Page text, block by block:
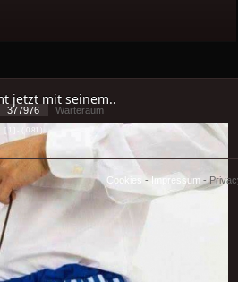
jetzt mit seinem..
377976
Warteraum
[ 1 ] - ( 0.81 )
Cookies - Impressum -